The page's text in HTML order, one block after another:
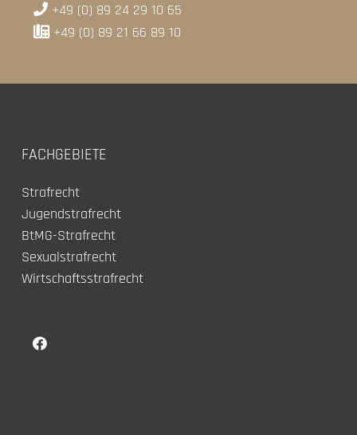
+49 (0) 89 24 29 10 65
+49 (0) 89 21 66 89 10
FACHGEBIETE
Strafrecht
Jugendstrafrecht
BtMG-Strafrecht
Sexualstrafrecht
Wirtschaftsstrafrecht